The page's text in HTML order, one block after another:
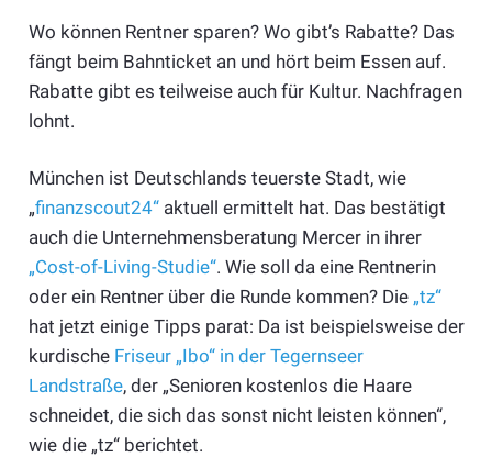
Wo können Rentner sparen? Wo gibt’s Rabatte? Das
fängt beim Bahnticket an und hört beim Essen auf.
Rabatte gibt es teilweise auch für Kultur. Nachfragen
lohnt.
München ist Deutschlands teuerste Stadt, wie
„finanzscout24“aktuell ermittelt hat. Das bestätigt
auch die Unternehmensberatung Mercer in ihrer
„Cost-of-Living-Studie“. Wie soll da eine Rentnerin
oder ein Rentner über die Runde kommen? Die „tz“
hat jetzt einige Tipps parat: Da ist beispielsweise der
kurdische Friseur „Ibo“ in der Tegernseer
Landstraße, der „Senioren kostenlos die Haare
schneidet, die sich das sonst nicht leisten können“,
wie die „tz“ berichtet.